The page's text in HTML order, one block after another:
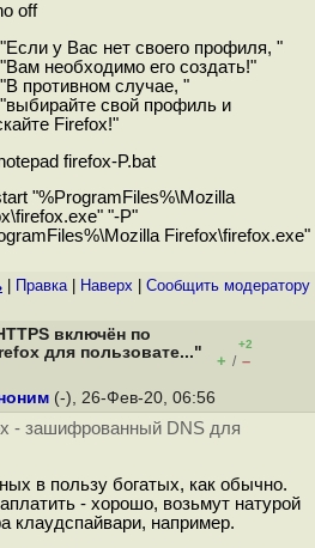
off
у Вас нет своего профиля, "
необходимо его создать!"
противном случае, "
свой профиль и
Firefox!"
firefox-P.bat
"%ProgramFiles%\Mozilla
"-P"
Firefox\firefox.exe"
Правка| Наверх Cообщить модератору
включён по
для пользовате..."
+2
+ / –
(-), 26-Фев-20, 06:56
- зашифрованный DNS для
в пользу богатых, как обычно.
- хорошо, возьмут натурой
клаудспайвари, например.